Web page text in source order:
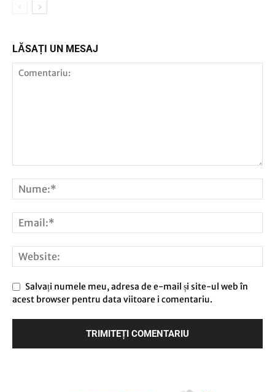
LĂSAȚI UN MESAJ
Salvați numele meu, adresa de e-mail și site-ul web în
acest browser pentru data viitoare i comentariu.